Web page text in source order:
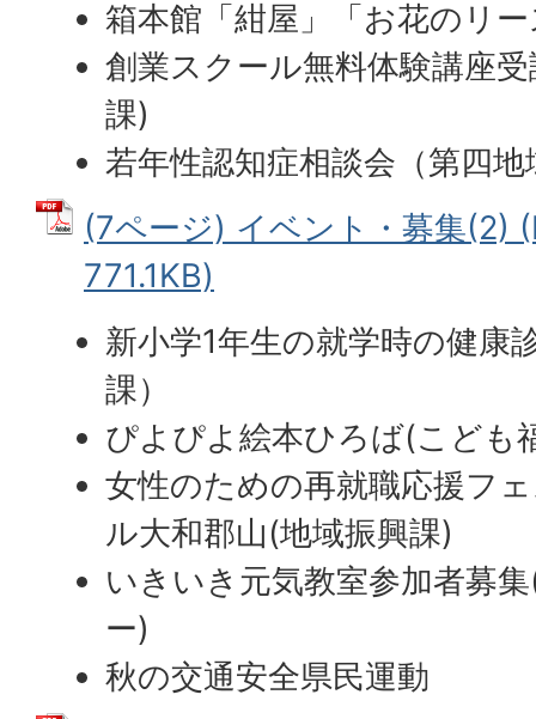
箱本館「紺屋」「お花のリ
創業スクール無料体験講座
課)
若年性認知症相談会（第四
(7ページ) イベント・募集(2)
771.1KB)
新小学1年生の就学時の健康
課）
ぴよぴよ絵本ひろば(こども
女性のための再就職応援フ
ル大和郡山(地域振興課)
いきいき元気教室参加者募
ー)
秋の交通安全県民運動